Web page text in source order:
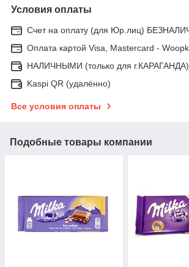
Условия оплаты
Счет на оплату (для Юр.лиц)
Оплата картой Visa, Mastercard -
НАЛИЧНЫМИ (только для г.КАРАГАНДА)
Kaspi QR (удалённо)
Все условия оплаты
Подобные товары компании